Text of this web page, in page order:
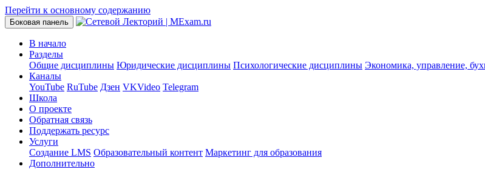
Перейти к основному содержанию
Боковая панель
В начало
Разделы
Общие дисциплины Юридические дисциплины Психологические дисциплины Экономика, управление,
Каналы
YouTube RuTube Дзен VKVideo Telegram
Школа
О проекте
Обратная связь
Поддержать ресурс
Услуги
Создание LMS Образовательный контент Маркетинг для образования
Дополнительно